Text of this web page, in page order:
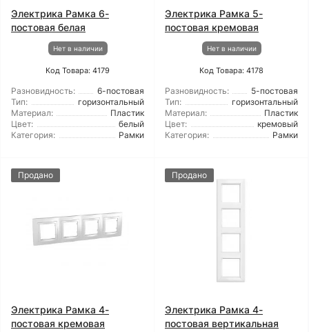
Электрика Рамка 6-
постовая белая
Нет в наличии
Код Товара: 4179
Разновидность:
6-постовая
Тип:
горизонтальный
Материал:
Пластик
Цвет:
белый
Категория:
Рамки
Электрика Рамка 5-
постовая кремовая
Нет в наличии
Код Товара: 4178
Разновидность:
5-постовая
Тип:
горизонтальный
Материал:
Пластик
Цвет:
кремовый
Категория:
Рамки
Продано
Электрика Рамка 4-
постовая кремовая
Продано
Электрика Рамка 4-
постовая вертикальная